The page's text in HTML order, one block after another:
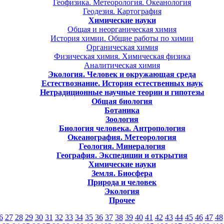
Геофизика. Метеорология. Океанология
Геодезия. Картография
Химические науки
Общая и неорганическая химия
История химии. Общие работы по химии
Органическая химия
Физическая химия. Химическая физика
Аналитическая химия
Экология. Человек и окружающая среда
Естествознание. История естественных наук
Нетрадиционные научные теории и гипотезы
Общая биология
Ботаника
Зоология
Биология человека. Антропология
Океанография. Метеорология
Геология. Минералогия
География. Экспедиции и открытия
Химические науки
Земля. Биосфера
Природа и человек
Экология
Прочее
27 28 29 30 31 32 33 34 35 36 37 38 39 40 41 42 43 44 45 46 47 48